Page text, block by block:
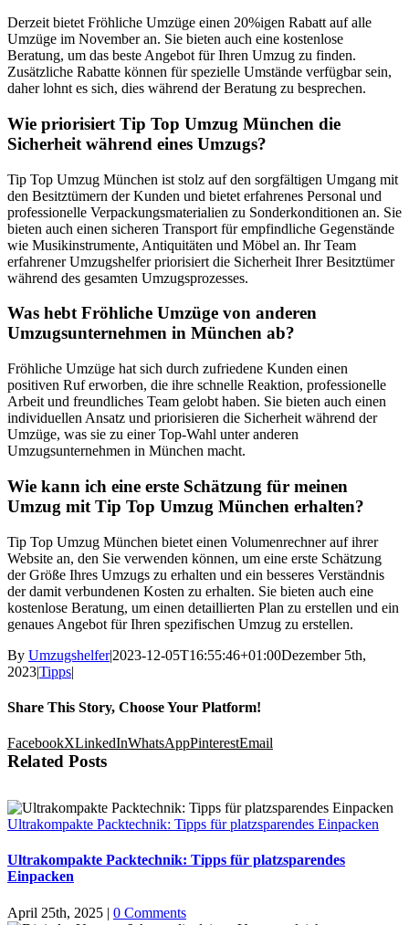
Derzeit bietet Fröhliche Umzüge einen 20%igen Rabatt auf alle
Umzüge im November an. Sie bieten auch eine kostenlose
Beratung, um das beste Angebot für Ihren Umzug zu finden.
Zusätzliche Rabatte können für spezielle Umstände verfügbar sein,
daher lohnt es sich, dies während der Beratung zu besprechen.
Wie priorisiert Tip Top Umzug München die
Sicherheit während eines Umzugs?
Tip Top Umzug München ist stolz auf den sorgfältigen Umgang mit
den Besitztümern der Kunden und bietet erfahrenes Personal und
professionelle Verpackungsmaterialien zu Sonderkonditionen an. Sie
bieten auch einen sicheren Transport für empfindliche Gegenstände
wie Musikinstrumente, Antiquitäten und Möbel an. Ihr Team
erfahrener Umzugshelfer priorisiert die Sicherheit Ihrer Besitztümer
während des gesamten Umzugsprozesses.
Was hebt Fröhliche Umzüge von anderen
Umzugsunternehmen in München ab?
Fröhliche Umzüge hat sich durch zufriedene Kunden einen
positiven Ruf erworben, die ihre schnelle Reaktion, professionelle
Arbeit und freundliches Team gelobt haben. Sie bieten auch einen
individuellen Ansatz und priorisieren die Sicherheit während der
Umzüge, was sie zu einer Top-Wahl unter anderen
Umzugsunternehmen in München macht.
Wie kann ich eine erste Schätzung für meinen
Umzug mit Tip Top Umzug München erhalten?
Tip Top Umzug München bietet einen Volumenrechner auf ihrer
Website an, den Sie verwenden können, um eine erste Schätzung
der Größe Ihres Umzugs zu erhalten und ein besseres Verständnis
der damit verbundenen Kosten zu erhalten. Sie bieten auch eine
kostenlose Beratung, um einen detaillierten Plan zu erstellen und ein
genaues Angebot für Ihren spezifischen Umzug zu erstellen.
By Umzugshelfer|2023-12-05T16:55:46+01:00Dezember 5th,
2023|Tipps|
Share This Story, Choose Your Platform!
FacebookXLinkedInWhatsAppPinterestEmail
Related Posts
Ultrakompakte Packtechnik: Tipps für platzsparendes Einpacken
Ultrakompakte Packtechnik: Tipps für platzsparendes
Einpacken
April 25th, 2025 | 0 Comments